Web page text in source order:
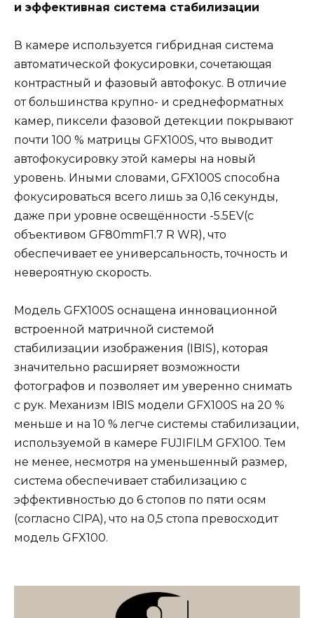
и эффективная система стабилизации
В камере используется гибридная система
автоматической фокусировки, сочетающая
контрастный и фазовый автофокус. В отличие
от большинства крупно- и среднеформатных
камер, пиксели фазовой детекции покрывают
почти 100 % матрицы GFX100S, что выводит
автофокусировку этой камеры на новый
уровень. Иными словами, GFX100S способна
фокусироваться всего лишь за 0,16 секунды,
даже при уровне освещённости -5.5EV(с
объективом GF80mmF1.7 R WR), что
обеспечивает ее универсальность, точность и
невероятную скорость.
Модель GFX100S оснащена инновационной
встроенной матричной системой
стабилизации изображения (IBIS), которая
значительно расширяет возможности
фотографов и позволяет им уверенно снимать
с рук. Механизм IBIS модели GFX100S на 20 %
меньше и на 10 % легче системы стабилизации,
используемой в камере FUJIFILM GFX100. Тем
не менее, несмотря на уменьшенный размер,
система обеспечивает стабилизацию с
эффективностью до 6 стопов по пяти осям
(согласно CIPA), что на 0,5 стопа превосходит
модель GFX100.